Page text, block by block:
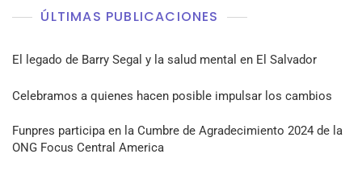
ÚLTIMAS PUBLICACIONES
El legado de Barry Segal y la salud mental en El Salvador
Celebramos a quienes hacen posible impulsar los cambios
Funpres participa en la Cumbre de Agradecimiento 2024 de la
ONG Focus Central America